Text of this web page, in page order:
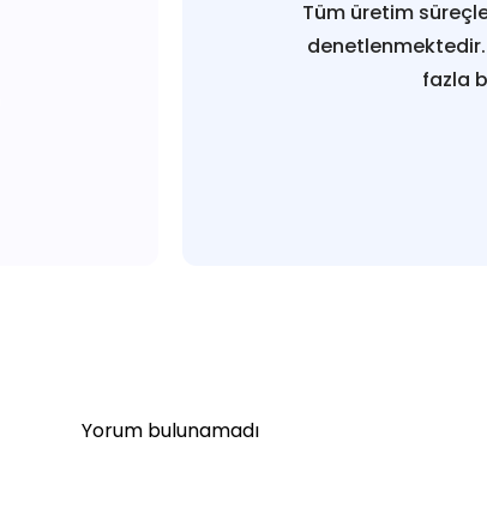
Tüm üretim
fazla
Yorum bulunamadı